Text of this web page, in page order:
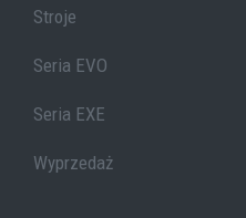
Stroje
Seria EVO
Seria EXE
Wyprzedaż